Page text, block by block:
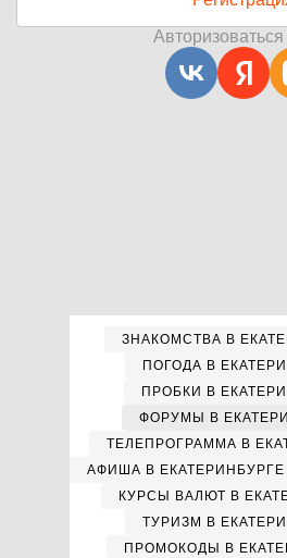
Авторизоваться
ЗНАКОМСТВА В
ПОГОДА В
ПРОБКИ В
ФОРУМЫ В
ТЕЛЕПРОГРАММА В
АФИША В ЕКАТЕРИНБУРГЕ
КУРСЫ ВАЛЮТ В
ТУРИЗМ В
ПРОМОКОДЫ В